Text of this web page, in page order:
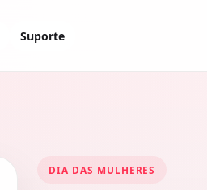
Suporte
DIA DAS MULHERES